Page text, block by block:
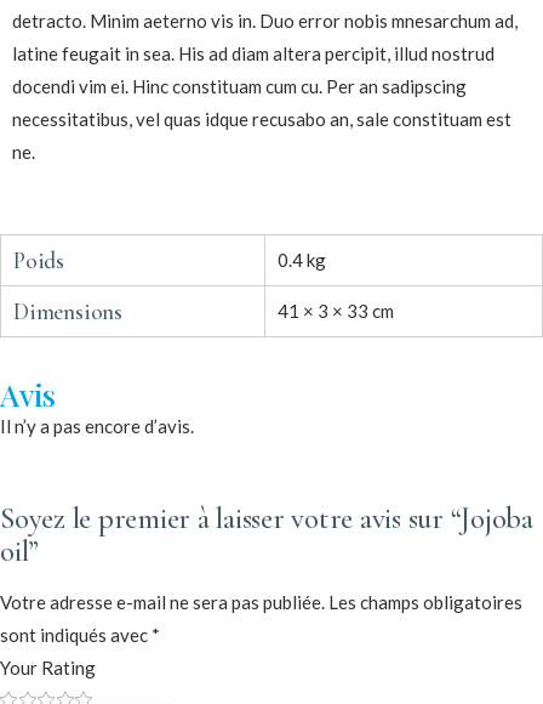
detracto. Minim aeterno vis in. Duo error nobis mnesarchum ad,
latine feugait in sea. His ad diam altera percipit, illud nostrud
docendi vim ei. Hinc constituam cum cu. Per an sadipscing
necessitatibus, vel quas idque recusabo an, sale constituam est
ne.
Poids 0.4 kg
Dimensions 41 × 3 × 33 cm
Avis
Il n’y a pas encore d’avis.
Soyez le premier à laisser votre avis sur “Jojoba
oil”
Votre adresse e-mail ne sera pas publiée. Les champs obligatoires
sont indiqués avec *
Your Rating